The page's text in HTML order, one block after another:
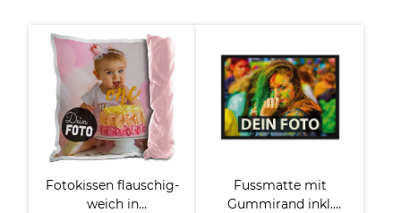
Fotokissen flauschig-
weich in
Fussmatte mit
Gummirand inkl.